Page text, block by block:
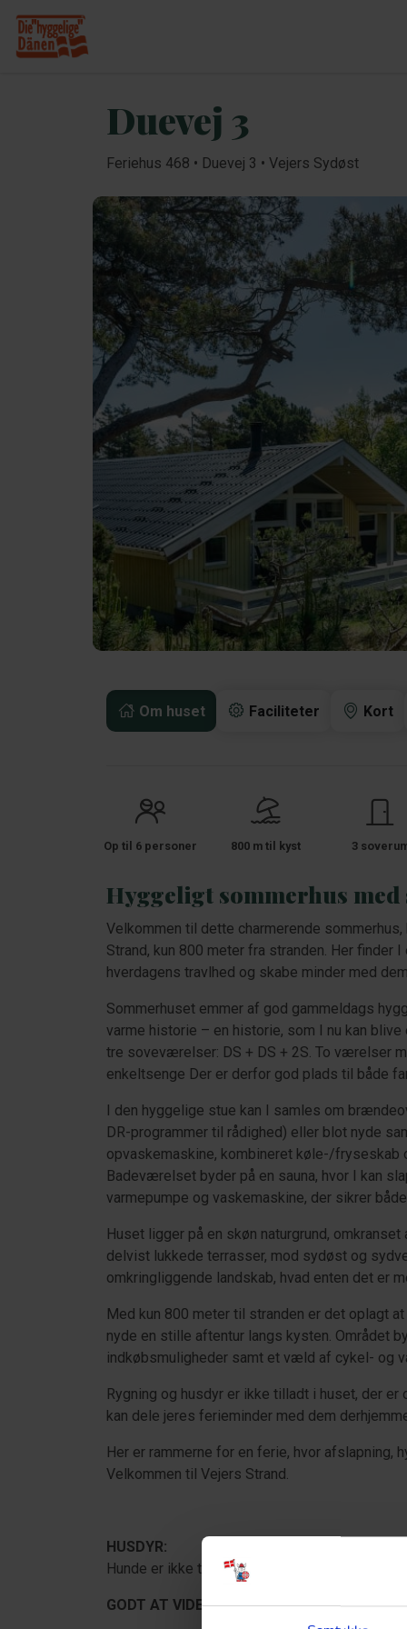
Duevej 3
Feriehus 468 • Duevej 3 • Vejers Sydøst
Om huset Faciliteter Kort
Op til 6 personer 800 m til kyst 3
Hyggeligt sommerhus med
Velkommen til dette charmerende
Strand, kun 800 meter fra stranden. Her finder
hverdagens travlhed og skabe minder med
Sommerhuset emmer af god gammeldags
varme historie – en historie, som I nu kan
tre soveværelser: DS + DS + 2S. To værelser
enkeltsenge Der er derfor god plads til både
I den hyggelige stue kan I samles om
DR-programmer til rådighed) eller blot nyde
opvaskemaskine, kombineret køle-/fryseskab
Badeværelset byder på en sauna, hvor I kan
varmepumpe og vaskemaskine, der sikrer
Huset ligger på en skøn naturgrund,
delvist lukkede terrasser, mod sydøst og
omkringliggende landskab, hvad enten det er
Med kun 800 meter til stranden er det oplagt
nyde en stille aftentur langs kysten. Området
indkøbsmuligheder samt et væld af cykel- og
Rygning og husdyr er ikke tilladt i huset, der
kan dele jeres ferieminder med dem
Her er rammerne for en ferie, hvor afslapning,
Velkommen til Vejers Strand.
HUSDYR:
Hunde er ikke tilladt.
GODT AT VIDE: